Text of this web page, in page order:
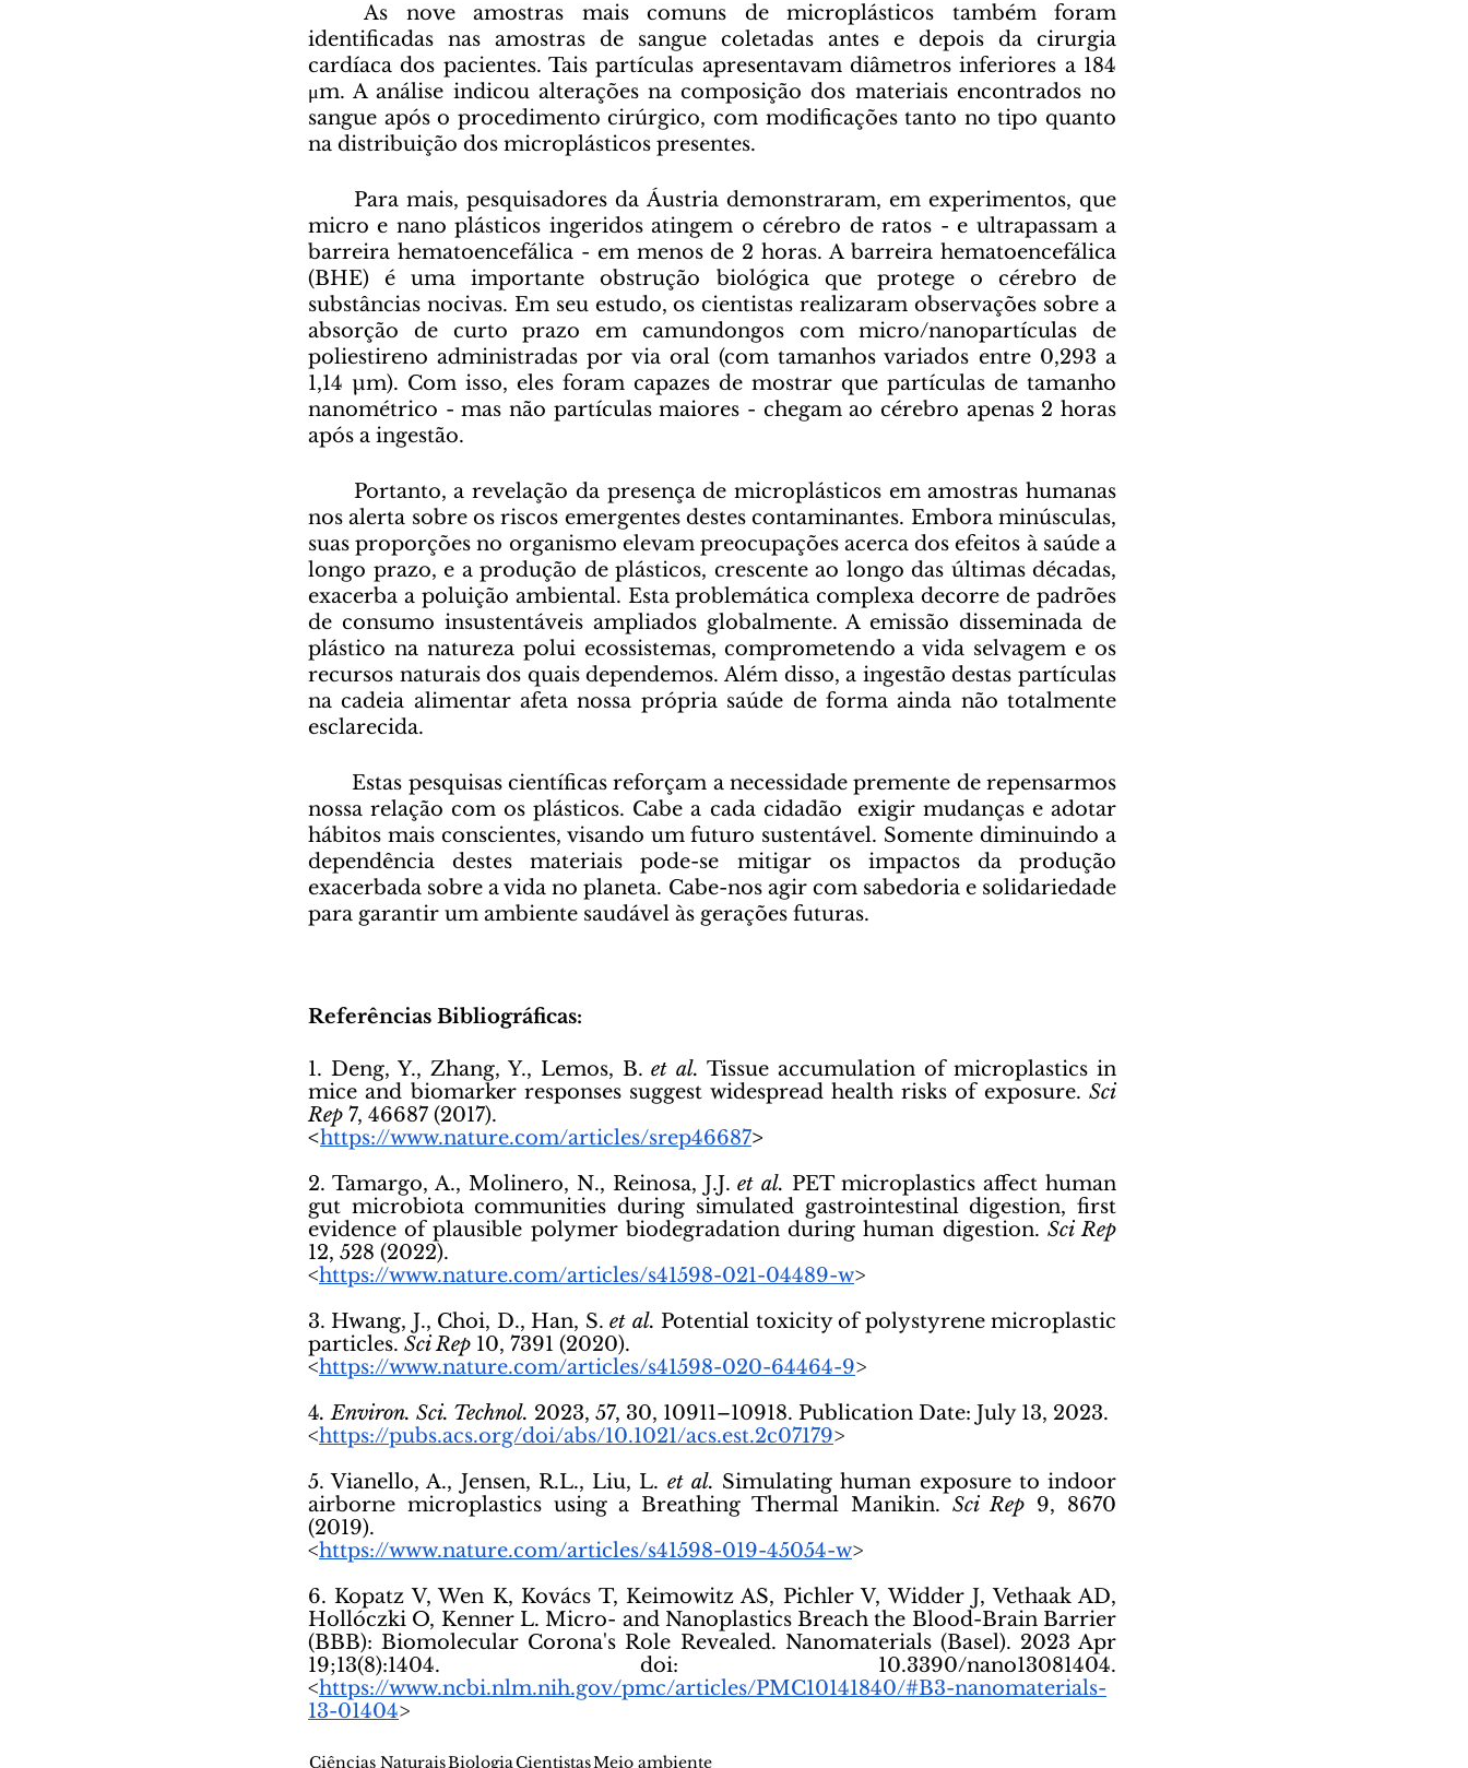
	As nove amostras mais comuns de microplásticos também foram
identificadas nas amostras de sangue coletadas antes e depois da cirurgia
cardíaca dos pacientes. Tais partículas apresentavam diâmetros inferiores a 184
μm. A análise indicou alterações na composição dos materiais encontrados no
sangue após o procedimento cirúrgico, com modificações tanto no tipo quanto
na distribuição dos microplásticos presentes.
	Para mais, pesquisadores da Áustria demonstraram, em experimentos, que
micro e nano plásticos ingeridos atingem o cérebro de ratos - e ultrapassam a
barreira hematoencefálica - em menos de 2 horas. A barreira hematoencefálica
(BHE) é uma importante obstrução biológica que protege o cérebro de
substâncias nocivas. Em seu estudo, os cientistas realizaram observações sobre a
absorção de curto prazo em camundongos com micro/nanopartículas de
poliestireno administradas por via oral (com tamanhos variados entre 0,293 a
1,14 µm). Com isso, eles foram capazes de mostrar que partículas de tamanho
nanométrico - mas não partículas maiores - chegam ao cérebro apenas 2 horas
após a ingestão.
nos alerta sobre os riscos emergentes destes contaminantes. Embora minúsculas,
suas proporções no organismo elevam preocupações acerca dos efeitos à saúde a
longo prazo, e a produção de plásticos, crescente ao longo das últimas décadas,
exacerba a poluição ambiental. Esta problemática complexa decorre de padrões
de consumo insustentáveis ampliados globalmente. A emissão disseminada de
plástico na natureza polui ecossistemas, comprometendo a vida selvagem e os
recursos naturais dos quais dependemos. Além disso, a ingestão destas partículas
na cadeia alimentar afeta nossa própria saúde de forma ainda não totalmente
esclarecida.
	Estas pesquisas científicas reforçam a necessidade premente de repensarmos
nossa relação com os plásticos. Cabe a cada cidadão  exigir mudanças e adotar
hábitos mais conscientes, visando um futuro sustentável. Somente diminuindo a
dependência destes materiais pode-se mitigar os impactos da produção
exacerbada sobre a vida no planeta. Cabe-nos agir com sabedoria e solidariedade
para garantir um ambiente saudável às gerações futuras.
Referências Bibliográficas:
1. Deng, Y., Zhang, Y., Lemos, B. et al. Tissue accumulation of microplastics in
mice and biomarker responses suggest widespread health risks of exposure. Sci
Rep 7, 46687 (2017).
<https://www.nature.com/articles/srep46687>
2. Tamargo, A., Molinero, N., Reinosa, J.J. et al. PET microplastics affect human
gut microbiota communities during simulated gastrointestinal digestion, first
evidence of plausible polymer biodegradation during human digestion. Sci Rep
12, 528 (2022).
<https://www.nature.com/articles/s41598-021-04489-w>
3. Hwang, J., Choi, D., Han, S. et al. Potential toxicity of polystyrene microplastic
particles. Sci Rep 10, 7391 (2020).
<https://www.nature.com/articles/s41598-020-64464-9>
4. Environ. Sci. Technol. 2023, 57, 30, 10911–10918. Publication Date: July 13, 2023.
<https://pubs.acs.org/doi/abs/10.1021/acs.est.2c07179>
5. Vianello, A., Jensen, R.L., Liu, L. et al. Simulating human exposure to indoor
airborne microplastics using a Breathing Thermal Manikin. Sci Rep 9, 8670
(2019).
<https://www.nature.com/articles/s41598-019-45054-w>
6. Kopatz V, Wen K, Kovács T, Keimowitz AS, Pichler V, Widder J, Vethaak AD,
Hollóczki O, Kenner L. Micro- and Nanoplastics Breach the Blood-Brain Barrier
(BBB): Biomolecular Corona's Role Revealed. Nanomaterials (Basel). 2023 Apr
19;13(8):1404. doi: 10.3390/nano13081404.
<https://www.ncbi.nlm.nih.gov/pmc/articles/PMC10141840/#B3-nanomaterials-
13-01404>
Ciências NaturaisBiologiaCientistasMeio ambiente